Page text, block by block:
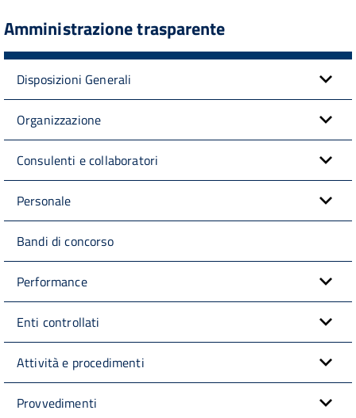
Amministrazione trasparente
Disposizioni Generali
Organizzazione
Consulenti e collaboratori
Personale
Bandi di concorso
Performance
Enti controllati
Attività e procedimenti
Provvedimenti